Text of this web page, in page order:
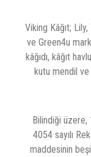
Viking Kâğıt;
ve Green4u
kâğıdı, kâğıt
kutu mendil ve
Bilindiği üzere,
4054 sayılı
maddesinin